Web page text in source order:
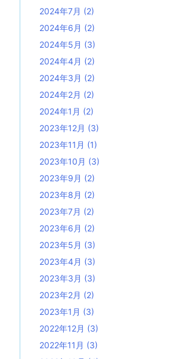
2024年7月 (2)
2024年6月 (2)
2024年5月 (3)
2024年4月 (2)
2024年3月 (2)
2024年2月 (2)
2024年1月 (2)
2023年12月 (3)
2023年11月 (1)
2023年10月 (3)
2023年9月 (2)
2023年8月 (2)
2023年7月 (2)
2023年6月 (2)
2023年5月 (3)
2023年4月 (3)
2023年3月 (3)
2023年2月 (2)
2023年1月 (3)
2022年12月 (3)
2022年11月 (3)